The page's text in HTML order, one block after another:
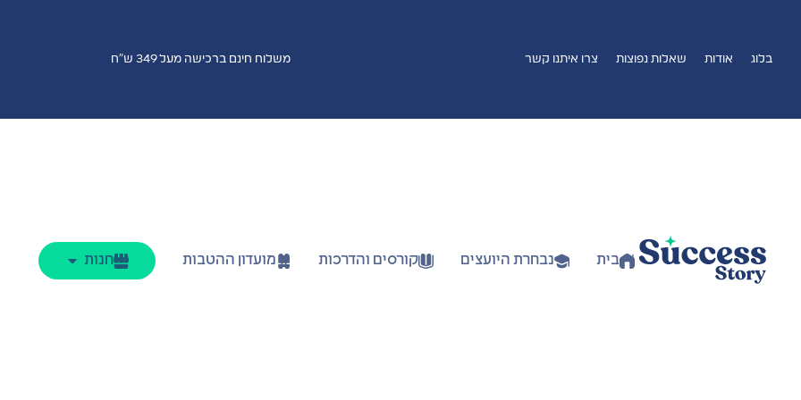
בלוג אודות שאלות נפוצות צרו איתנו קשר משלוח חינם ברכישה מעל 349 ש"ח
בית נבחרת היועצים קורסים והדרכות מועדון ההטבות חנות